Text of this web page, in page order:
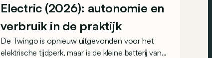
Electric (2026): autonomie en
verbruik in de praktijk
De Twingo is opnieuw uitgevonden voor het
elektrische tijdperk, maar is de kleine batterij van